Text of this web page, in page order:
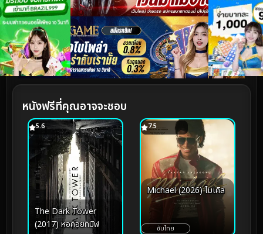
หนังฟรีที่คุณอาจจะชอบ
5.6
The Dark Tower
(2017) หอคอยทมิฬ
7.5
Michael (2026) ไมเคิล
ซับไทย